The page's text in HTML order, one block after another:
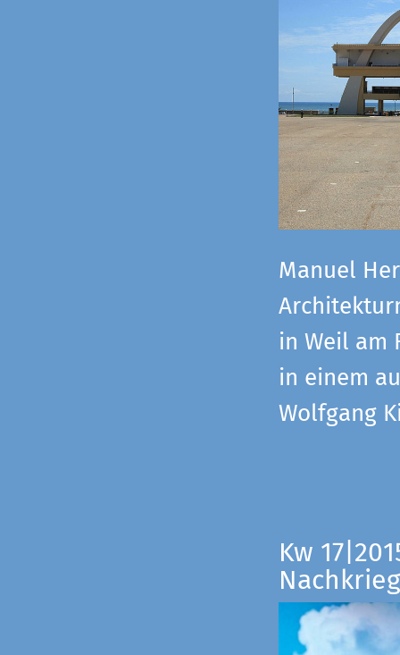
Manuel
in Weil am
in einem
Wolfgang
Kw